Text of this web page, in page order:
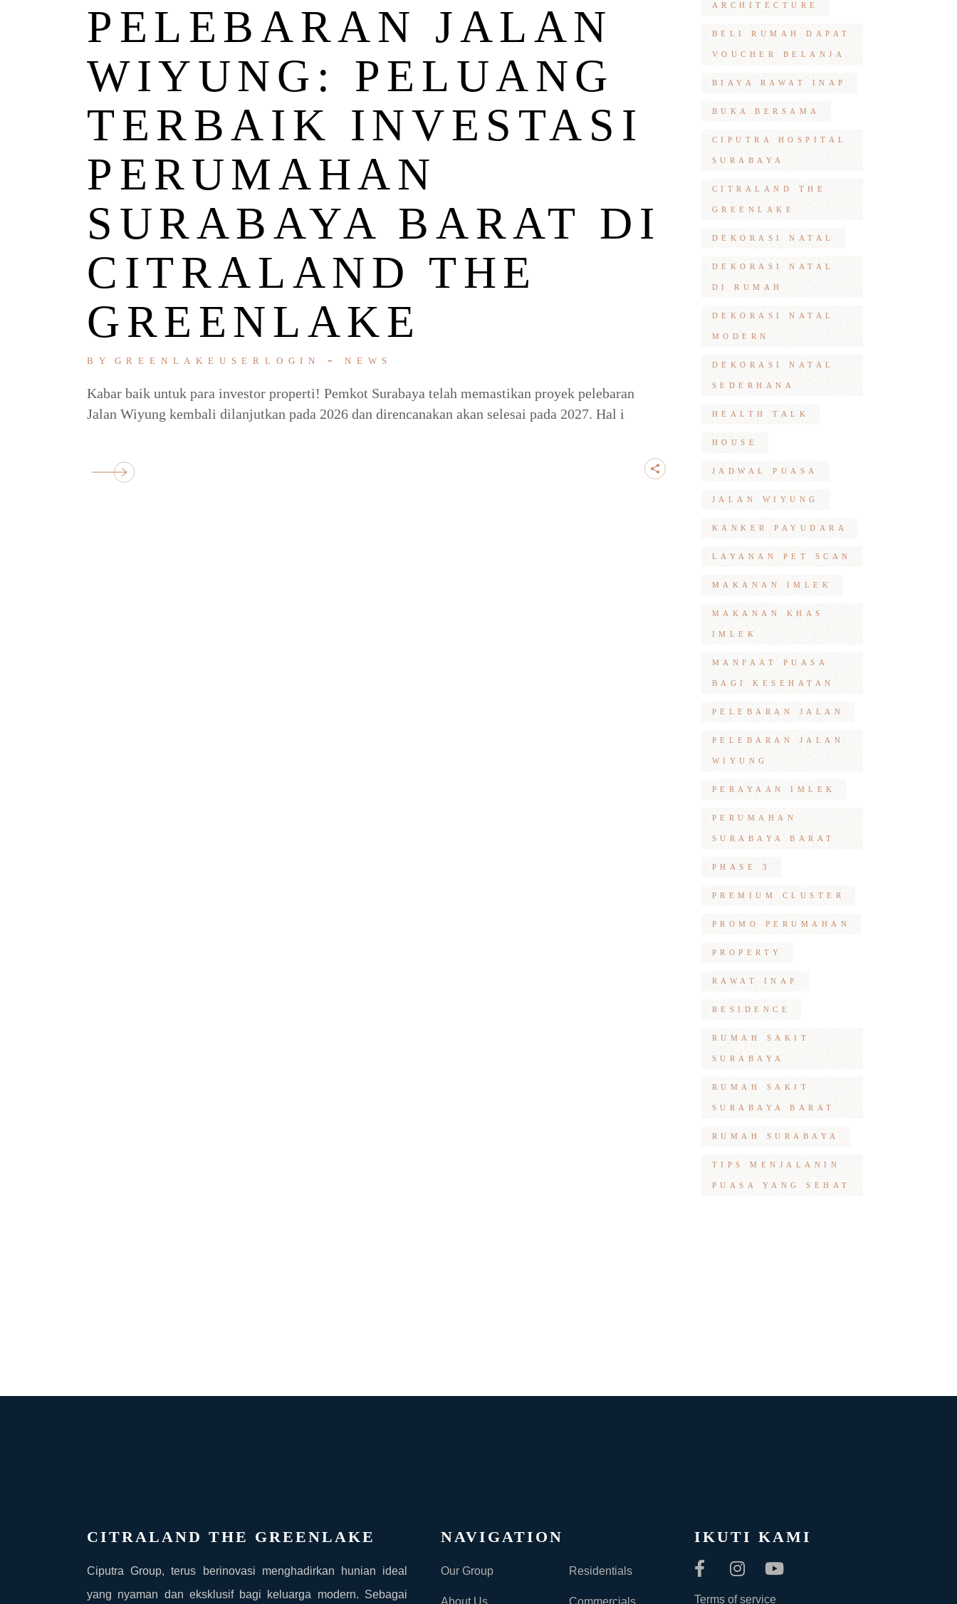
PELEBARAN JALAN
WIYUNG: PELUANG
TERBAIK INVESTASI
PERUMAHAN
SURABAYA BARAT DI
CITRALAND THE
GREENLAKE
BY GREENLAKEUSERLOGIN NEWS
Kabar baik untuk para investor properti! Pemkot Surabaya telah memastikan proyek pelebaran
Jalan Wiyung kembali dilanjutkan pada 2026 dan direncanakan akan selesai pada 2027. Hal i
ARCHITECTURE
BELI RUMAH DAPAT
VOUCHER BELANJA
BIAYA RAWAT INAP
BUKA BERSAMA
CIPUTRA HOSPITAL
SURABAYA
CITRALAND THE
GREENLAKE
DEKORASI NATAL
DEKORASI NATAL
DI RUMAH
DEKORASI NATAL
MODERN
DEKORASI NATAL
SEDERHANA
HEALTH TALK
HOUSE
JADWAL PUASA
JALAN WIYUNG
KANKER PAYUDARA
LAYANAN PET SCAN
MAKANAN IMLEK
MAKANAN KHAS
IMLEK
MANFAAT PUASA
BAGI KESEHATAN
PELEBARAN JALAN
PELEBARAN JALAN
WIYUNG
PERAYAAN IMLEK
PERUMAHAN
SURABAYA BARAT
PHASE 3
PREMIUM CLUSTER
PROMO PERUMAHAN
PROPERTY
RAWAT INAP
RESIDENCE
RUMAH SAKIT
SURABAYA
RUMAH SAKIT
SURABAYA BARAT
RUMAH SURABAYA
TIPS MENJALANIN
PUASA YANG SEHAT
CITRALAND THE GREENLAKE
Ciputra Group, terus berinovasi menghadirkan hunian ideal
yang nyaman dan eksklusif bagi keluarga modern. Sebagai
NAVIGATION
Our Group
About Us
Residentials
Commercials
IKUTI KAMI
Terms of service